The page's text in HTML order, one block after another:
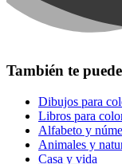
También te
Dibujos para
Libros para
Alfabeto y
Animales y
Casa y vida